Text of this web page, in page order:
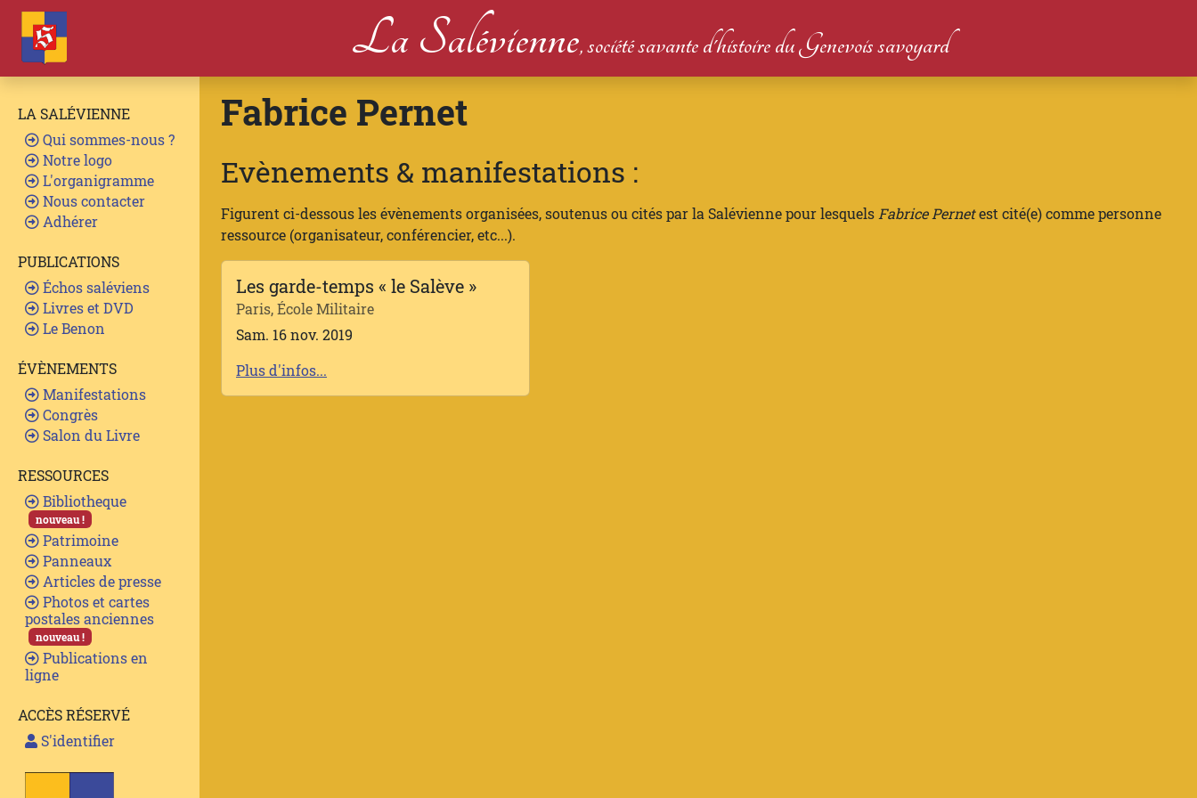
La Salévienne, société savante d'histoire du Genevois savoyard
LA SALÉVIENNE
Qui sommes-nous ?
Notre logo
L'organigramme
Nous contacter
Adhérer
PUBLICATIONS
Échos saléviens
Livres et DVD
Le Benon
ÉVÈNEMENTS
Manifestations
Congrès
Salon du Livre
RESSOURCES
Bibliotheque
nouveau !
Patrimoine
Panneaux
Articles de presse
Photos et cartes
postales anciennes
nouveau !
Publications en
ligne
ACCÈS RÉSERVÉ
S'identifier
Fabrice Pernet
Evènements & manifestations :
Figurent ci-dessous les évènements organisées, soutenus ou cités par la Salévienne pour lesquels Fabrice Pernetest cité(e) comme personne
ressource (organisateur, conférencier, etc...).
Les garde-temps « le Salève »
Paris, École Militaire
Sam. 16 nov. 2019
Plus d'infos...